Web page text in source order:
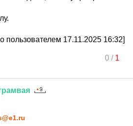
пользователем 17.11.2025 16:32]
0/ 1